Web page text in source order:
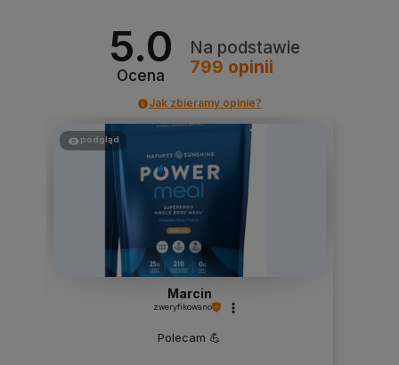
5.0
Ocena
Na podstawie
799 opinii
Jak zbieramy opinie?
podgląd
Marcin
zweryfikowano
Polecam 💪